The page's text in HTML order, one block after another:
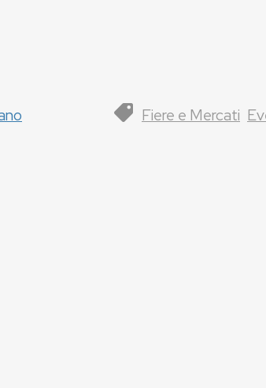
Fiere e Mercati